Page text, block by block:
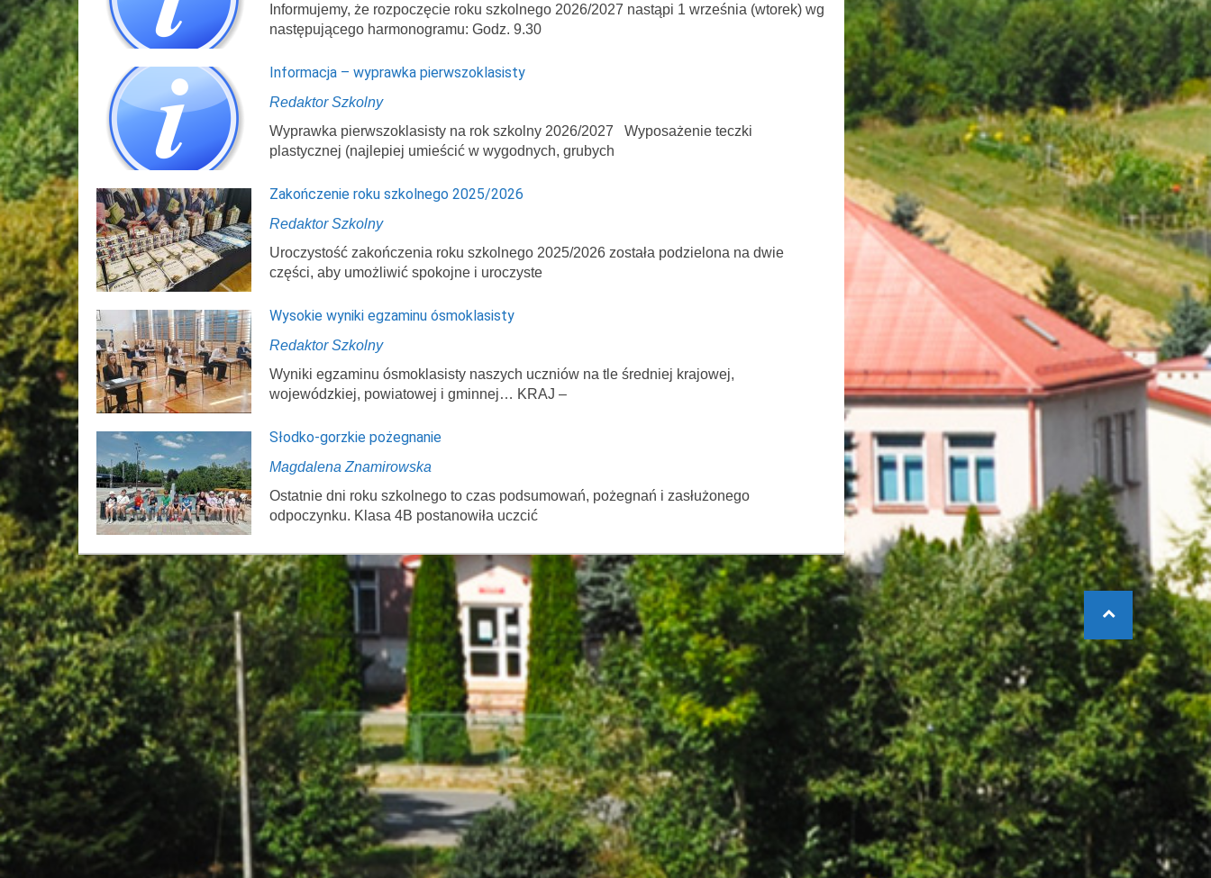
Informujemy, że rozpoczęcie roku szkolnego 2026/2027 nastąpi 1 września (wtorek) wg
następującego harmonogramu: Godz. 9.30
Informacja – wyprawka pierwszoklasisty
Redaktor Szkolny
Wyprawka pierwszoklasisty na rok szkolny 2026/2027 Wyposażenie teczki
plastycznej (najlepiej umieścić w wygodnych, grubych
Zakończenie roku szkolnego 2025/2026
Redaktor Szkolny
Uroczystość zakończenia roku szkolnego 2025/2026 została podzielona na dwie
części, aby umożliwić spokojne i uroczyste
Wysokie wyniki egzaminu ósmoklasisty
Redaktor Szkolny
Wyniki egzaminu ósmoklasisty naszych uczniów na tle średniej krajowej,
wojewódzkiej, powiatowej i gminnej… KRAJ –
Słodko-gorzkie pożegnanie
Magdalena Znamirowska
Ostatnie dni roku szkolnego to czas podsumowań, pożegnań i zasłużonego
odpoczynku. Klasa 4B postanowiła uczcić